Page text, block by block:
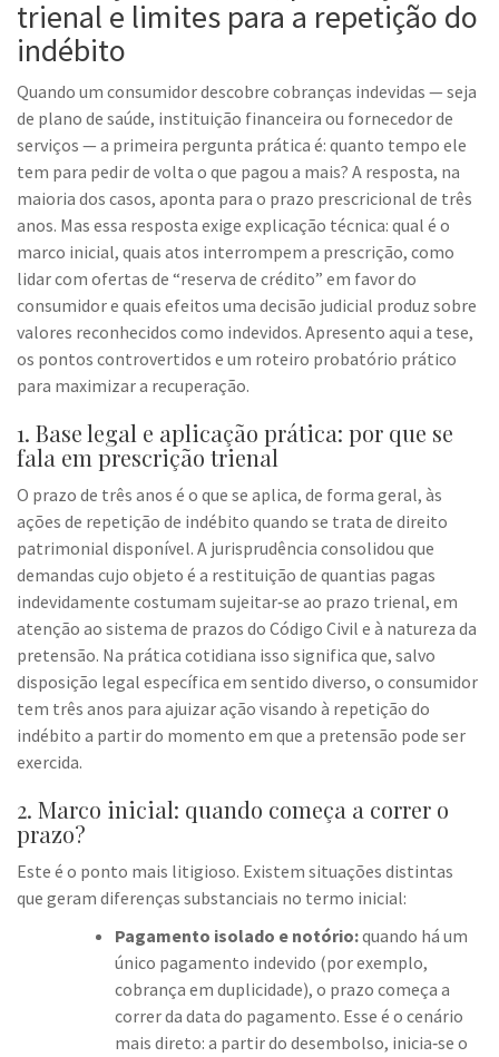
trienal e limites para a repetição do
indébito
Quando um consumidor descobre cobranças indevidas — seja
de plano de saúde, instituição financeira ou fornecedor de
serviços — a primeira pergunta prática é: quanto tempo ele
tem para pedir de volta o que pagou a mais? A resposta, na
maioria dos casos, aponta para o prazo prescricional de três
anos. Mas essa resposta exige explicação técnica: qual é o
marco inicial, quais atos interrompem a prescrição, como
lidar com ofertas de “reserva de crédito” em favor do
consumidor e quais efeitos uma decisão judicial produz sobre
valores reconhecidos como indevidos. Apresento aqui a tese,
os pontos controvertidos e um roteiro probatório prático
para maximizar a recuperação.
1. Base legal e aplicação prática: por que se
fala em prescrição trienal
O prazo de três anos é o que se aplica, de forma geral, às
ações de repetição de indébito quando se trata de direito
patrimonial disponível. A jurisprudência consolidou que
demandas cujo objeto é a restituição de quantias pagas
indevidamente costumam sujeitar‑se ao prazo trienal, em
atenção ao sistema de prazos do Código Civil e à natureza da
pretensão. Na prática cotidiana isso significa que, salvo
disposição legal específica em sentido diverso, o consumidor
tem três anos para ajuizar ação visando à repetição do
indébito a partir do momento em que a pretensão pode ser
exercida.
2. Marco inicial: quando começa a correr o
prazo?
Este é o ponto mais litigioso. Existem situações distintas
que geram diferenças substanciais no termo inicial:
Pagamento isolado e notório:quando há um
único pagamento indevido (por exemplo,
cobrança em duplicidade), o prazo começa a
correr da data do pagamento. Esse é o cenário
mais direto: a partir do desembolso, inicia‑se o